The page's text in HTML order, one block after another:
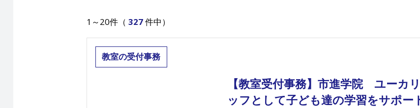
1～20件（ 327件中）
教室の受付事務
【教室受付事務】市進学院 ユーカ
ッフとして子ども達の学習をサポー